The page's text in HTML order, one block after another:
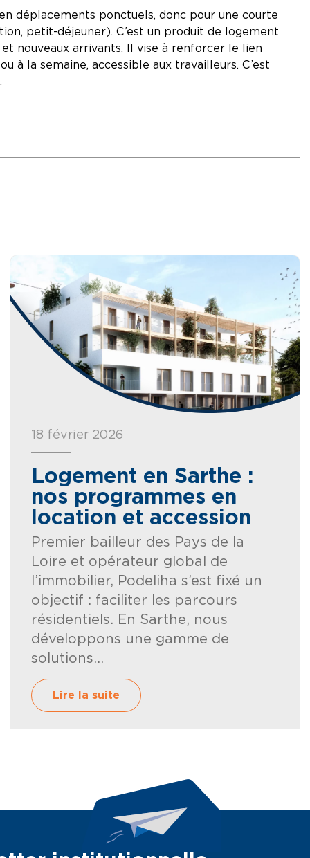
déplacements ponctuels, donc pour une courte
petit-déjeuner). C’est un produit de logement
nouveaux arrivants. Il vise à renforcer le lien
à la semaine, accessible aux travailleurs. C’est
18 février 2026
Logement en Sarthe :
nos programmes en
location et accession
Premier bailleur des Pays de la
Loire et opérateur global de
l’immobilier, Podeliha s’est fixé un
objectif : faciliter les parcours
résidentiels. En Sarthe, nous
développons une gamme de
solutions...
Lire la suite